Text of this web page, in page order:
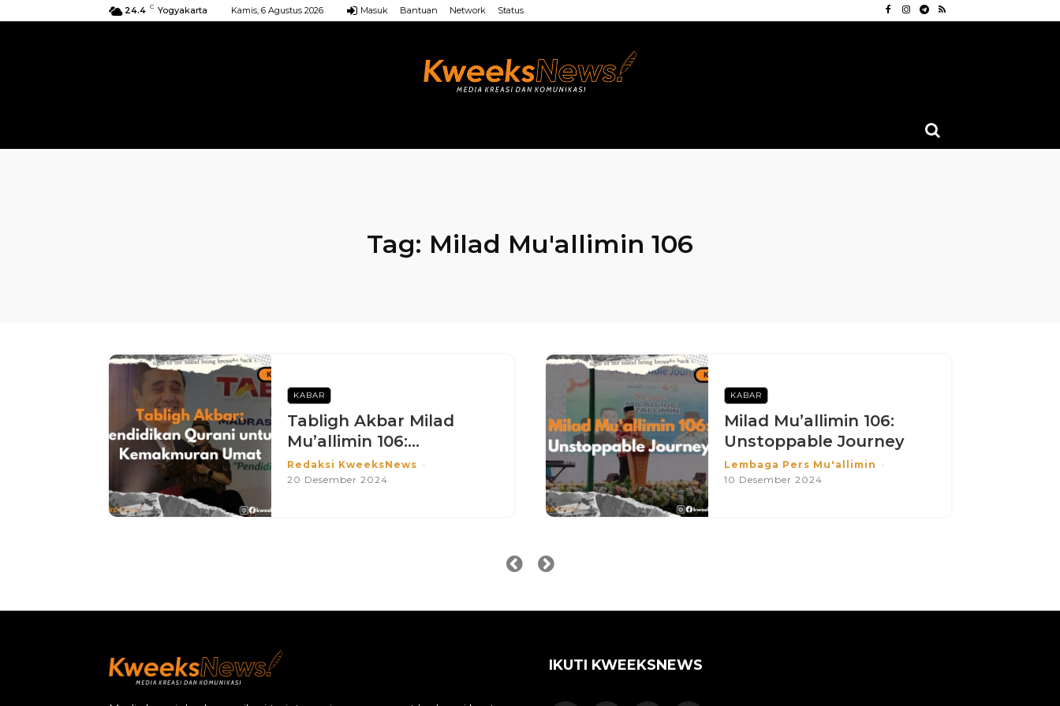
24.4 C Yogyakarta Kamis, 6 Agustus 2026 Masuk Bantuan Network Status
Tag: Milad Mu'allimin 106
KABAR
Tabligh Akbar Milad
Mu’allimin 106:...
Redaksi KweeksNews -
20 Desember 2024
KABAR
Milad Mu’allimin 106:
Unstoppable Journey
Lembaga Pers Mu'allimin -
10 Desember 2024
IKUTI KWEEKSNEWS